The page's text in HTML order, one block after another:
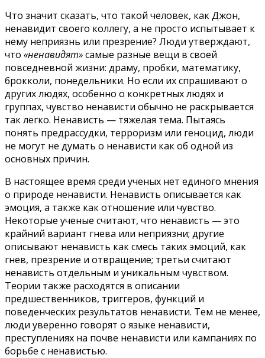
Что значит сказать, что такой человек, как Джон,
ненавидит своего коллегу, а не просто испытывает к
нему неприязнь или презрение? Люди утверждают,
что «ненавидят»самые разные вещи в своей
повседневной жизни: драму, пробки, математику,
брокколи, понедельники. Но если их спрашивают о
других людях, особенно о конкретных людях и
группах, чувство ненависти обычно не раскрывается
так легко. Ненависть — тяжелая тема. Пытаясь
понять предрассудки, терроризм или геноцид, люди
не могут не думать о ненависти как об одной из
основных причин.
В настоящее время среди ученых нет единого мнения
о природе ненависти. Ненависть описывается как
эмоция, а также как отношение или чувство.
Некоторые ученые считают, что ненависть — это
крайний вариант гнева или неприязни; другие
описывают ненависть как смесь таких эмоций, как
гнев, презрение и отвращение; третьи считают
ненависть отдельным и уникальным чувством.
Теории также расходятся в описании
предшественников, триггеров, функций и
поведенческих результатов ненависти. Тем не менее,
люди уверенно говорят о языке ненависти,
преступлениях на почве ненависти или кампаниях по
борьбе с ненавистью.